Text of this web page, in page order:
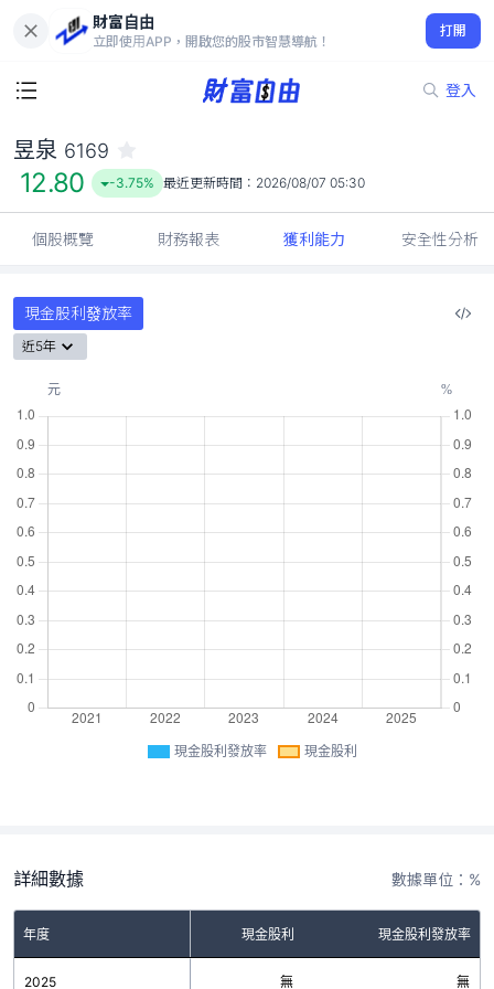
財富自由
立即使用APP，開啟您的股市智慧導航！
打開
登入
12.80
-3.75%
昱泉 6169
12.80 -3.75% 最近更新時間： 2026/08/07 05:30
個股概覽 財務報表 獲利能力 安全性分析
現金股利發放率
近5年
現金股利發放率 現金股利
詳細數據 數據單位：%
年度 現金股利 現金股利發放率
2025 無 無